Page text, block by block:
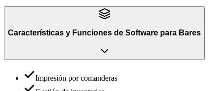
Características y Funciones de Software para Bares
Impresión por comanderas